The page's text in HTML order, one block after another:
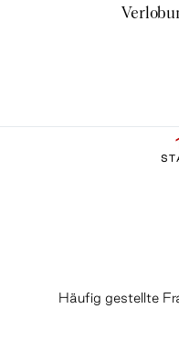
Häufig gestellte